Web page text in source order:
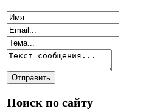
Поиск по сайту